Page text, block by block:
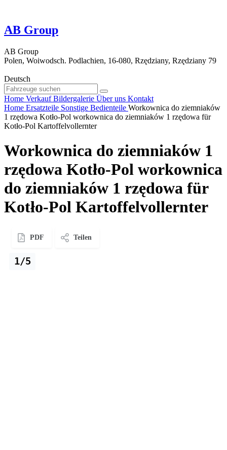
AB Group
AB Group
Polen, Woiwodsch. Podlachien, 16-080, Rzędziany, Rzędziany 79
Deutsch
Home Verkauf Bildergalerie Über uns Kontakt
Home Ersatzteile Sonstige Bedienteile Workownica do ziemniaków
1 rzędowa Kotło-Pol workownica do ziemniaków 1 rzędowa für
Kotło-Pol Kartoffelvollernter
Workownica do ziemniaków 1
rzędowa Kotło-Pol workownica
do ziemniaków 1 rzędowa für
Kotło-Pol Kartoffelvollernter
PDF Teilen
1/5